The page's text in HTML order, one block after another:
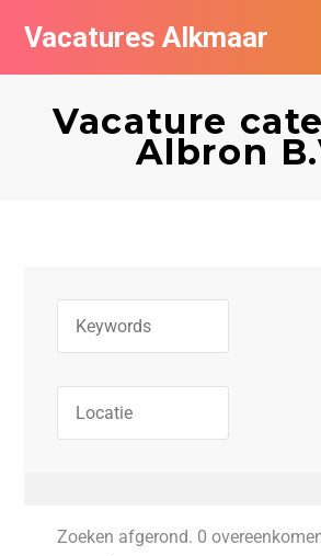
Vacatures Alkmaar
Vacature
Albron
Zoeken afgerond. 0
Vacatures per bedrijf
Nieuwsbrief feed